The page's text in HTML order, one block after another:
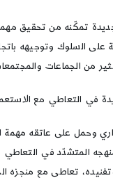
تمكّنه من تحقيق
على السلوك وتوجيهه
من الجماعات
في التعاطي مع
وحمل على عاتقه مهمة
المتشدّد في
تعاطى مع منجزه